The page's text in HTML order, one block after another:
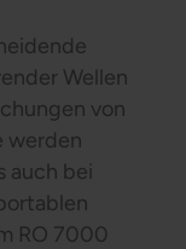
Wellen
von
werden
auch bei
RO 7000